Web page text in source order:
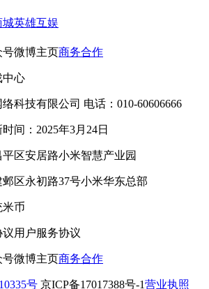
城英雄互娱
号微博主页商务合作
中心
科技有限公司 电话：010-60606666
间：2025年3月24日
区安居路小米智慧产业园
区永初路37号小米华东总部
米币
议用户服务协议
号微博主页商务合作
号 京ICP备17017388号-1营业执照